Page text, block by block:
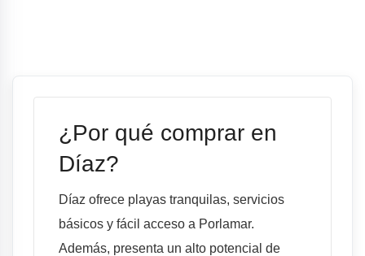
¿Por qué comprar en
Díaz?
Díaz ofrece playas tranquilas, servicios
básicos y fácil acceso a Porlamar.
Además, presenta un alto potencial de